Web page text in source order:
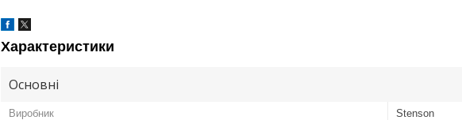
Характеристики
Основні
Виробник Stenson